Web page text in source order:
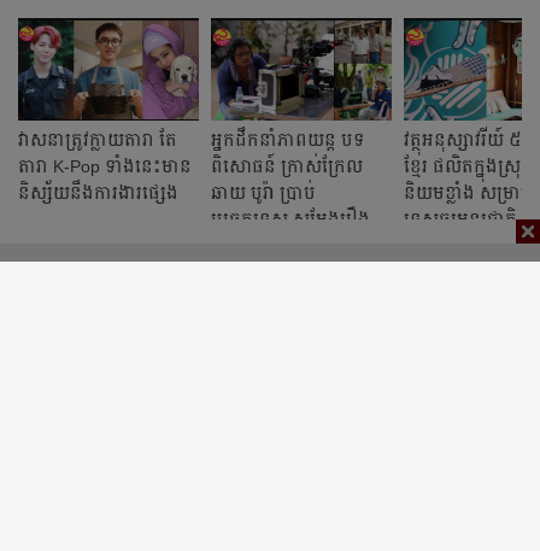
វាសនាត្រូវក្លាយតារា តែ
តារា K-Pop ទាំងនេះមាន
និស្ស័យនឹងការងារផ្សេង
អ្នកដឹកនាំភាពយន្ត បទ
ពិសោធន៍ ក្រាស់ក្រែល
ឆាយ បូរ៉ា ប្រាប់
បច្ចេកទេស សម្តែងរឿង
វត្ថុអនុស្សាវរីយ៍ ៥​
ខ្មែរ ផលិតក្នុងស្រុ
និយមខ្លាំង សម្រាប់ភ្
ទេសចរអន្តរជាតិ